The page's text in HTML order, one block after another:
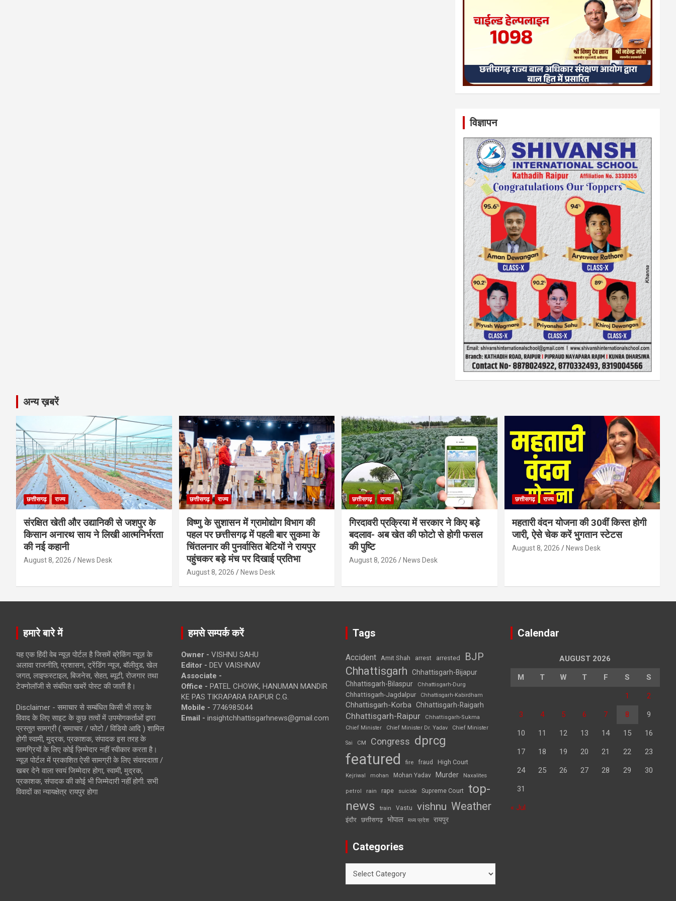
विज्ञापन
अन्य ख़बरें
छत्तीसगढ़ राज्य
संरक्षित खेती और उद्यानिकी से जशपुर के
किसान अनारथ साय ने लिखी आत्मनिर्भरता
की नई कहानी
August 8, 2026 News Desk
छत्तीसगढ़ राज्य
विष्णु के सुशासन में ग्रामोद्योग विभाग की
पहल पर छत्तीसगढ़ में पहली बार सुकमा के
चिंतलनार की पुनर्वासित बेटियों ने रायपुर
पहुंचकर बड़े मंच पर दिखाई प्रतिभा
August 8, 2026 News Desk
छत्तीसगढ़ राज्य
गिरदावरी प्रक्रिया में सरकार ने किए बड़े
बदलाव- अब खेत की फोटो से होगी फसल
की पुष्टि
August 8, 2026 News Desk
छत्तीसगढ़ राज्य
महतारी वंदन योजना की 30वीं किस्त होगी
जारी, ऐसे चेक करें भुगतान स्टेटस
August 8, 2026 News Desk
हमारे बारे में
यह एक हिंदी वेब न्यूज़ पोर्टल है जिसमें ब्रेकिंग न्यूज़ के
अलावा राजनीति, प्रशासन, ट्रेंडिंग न्यूज, बॉलीवुड, खेल
जगत, लाइफस्टाइल, बिजनेस, सेहत, ब्यूटी, रोजगार तथा
टेक्नोलॉजी से संबंधित खबरें पोस्ट की जाती है।
Disclaimer - समाचार से सम्बंधित किसी भी तरह के
विवाद के लिए साइट के कुछ तत्वों में उपयोगकर्ताओं द्वारा
प्रस्तुत सामग्री ( समाचार / फोटो / विडियो आदि ) शामिल
होगी स्वामी, मुद्रक, प्रकाशक, संपादक इस तरह के
सामग्रियों के लिए कोई ज़िम्मेदार नहीं स्वीकार करता है।
न्यूज़ पोर्टल में प्रकाशित ऐसी सामग्री के लिए संवाददाता /
खबर देने वाला स्वयं जिम्मेदार होगा, स्वामी, मुद्रक,
प्रकाशक, संपादक की कोई भी जिम्मेदारी नहीं होगी. सभी
विवादों का न्यायक्षेत्र रायपुर होगा
हमसे सम्पर्क करें
Owner - VISHNU SAHU
Editor - DEV VAISHNAV
Associate -
Office - PATEL CHOWK, HANUMAN MANDIR
KE PAS TIKRAPARA RAIPUR C.G.
Mobile - 7746985044
Email - insightchhattisgarhnews@gmail.com
Tags
Accident Amit Shah arrest arrested BJP
Chhattisgarh
Chhattisgarh-Bijapur
Chhattisgarh-Bilaspur
Chhattisgarh-Durg
Chhattisgarh-Jagdalpur Chhattisgarh-Kabirdham
Chhattisgarh-Korba Chhattisgarh-Raigarh
Chhattisgarh-Raipur
Chhattisgarh-Sukma
Chief Minister
Chief Minister Dr. Yadav Chief Minister
Sai CM Congress dprcg
featured fire fraud High Court
Kejriwal mohan Mohan Yadav Murder Naxalites
petrol rain rape suicide Supreme Court top-
news
train Vastu vishnu Weather
इंदौर छत्तीसगढ़ भोपाल मध्य प्रदेश रायपुर
Categories
Calendar
AUGUST 2026
M T W T F S S
1 2
3 4 5 6 7 8 9
10 11 12 13 14 15 16
17 18 19 20 21 22 23
24 25 26 27 28 29 30
31
« Jul